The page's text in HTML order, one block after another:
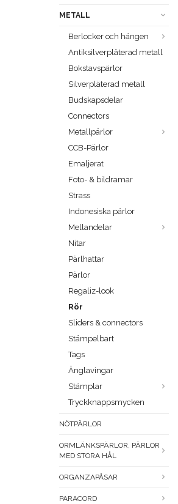
METALL
Berlocker och hängen
Antiksilverpläterad metall
Bokstavspärlor
Silverpläterad metall
Budskapsdelar
Connectors
Metallpärlor
CCB-Pärlor
Emaljerat
Foto- & bildramar
Strass
Indonesiska pärlor
Mellandelar
Nitar
Pärlhattar
Pärlor
Regaliz-look
Rör
Sliders & connectors
Stämpelbart
Tags
Änglavingar
Stämplar
Tryckknappsmycken
NÖTPÄRLOR
ORMLÄNKSPÄRLOR, PÄRLOR
MED STORA HÅL
ORGANZAPÅSAR
PARACORD